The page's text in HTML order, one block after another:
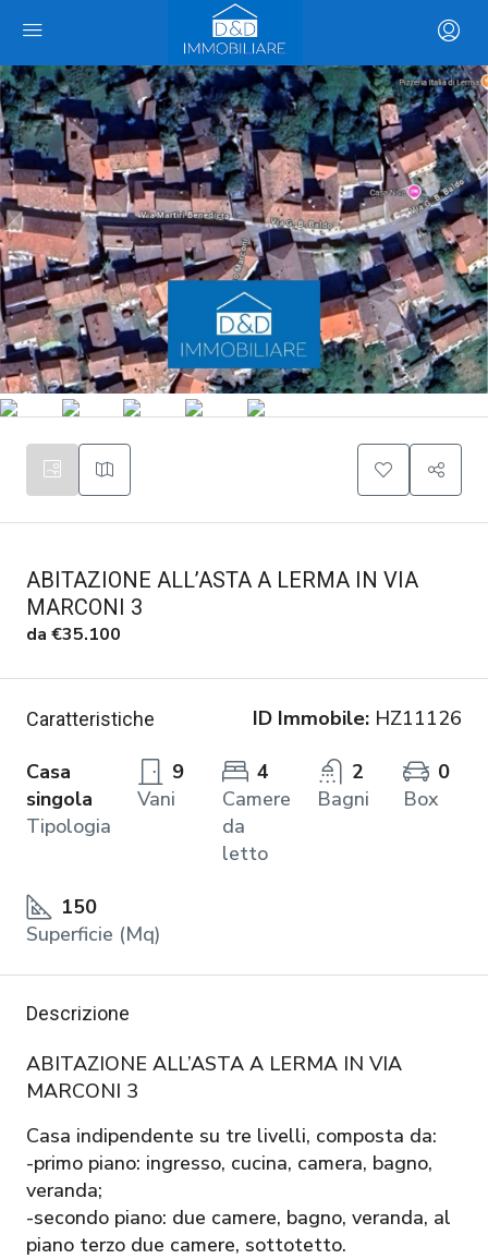
ABITAZIONE ALL’ASTA A LERMA IN VIA
MARCONI 3
da €35.100
Caratteristiche ID Immobile: HZ11126
Casa
singola
Tipologia
9
Vani
4
Camere
da
letto
2
Bagni
0
Box
150
Superficie (Mq)
Descrizione
ABITAZIONE ALL’ASTA A LERMA IN VIA
MARCONI 3
Casa indipendente su tre livelli, composta da:
-primo piano: ingresso, cucina, camera, bagno,
veranda;
-secondo piano: due camere, bagno, veranda, al
piano terzo due camere, sottotetto.